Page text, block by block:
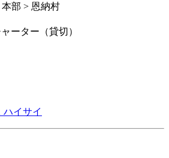
部 > 恩納村
ーター（貸切）
イサイ